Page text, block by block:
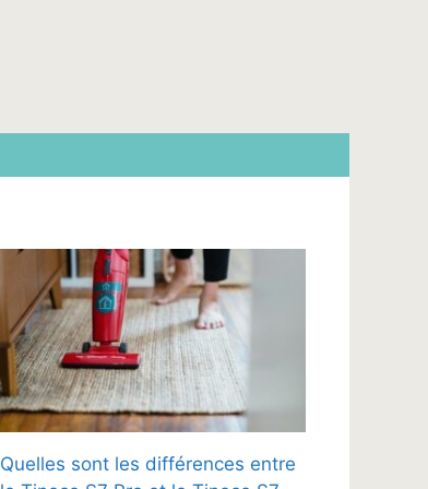
Quelles sont les différences entre